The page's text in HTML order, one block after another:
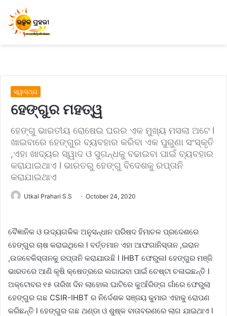
ସ୍ୱାସ୍ଥ୍ୟ
ହେଙ୍ଗୁର ମହତ୍ୱ
ହେଙ୍ଗୁ ଭାରତୀୟ ରୋଷେଇ ଘରର ଏକ ମୁଖ୍ୟ ମସଲା ଅଟେ l
ଖାଇବାରେ ହେଙ୍ଗୁର ବ୍ୟବହାର କରିବା ଏକ ପୁରୁଣା ସଂସ୍କୃତି
,ଏହା ଖାଦ୍ୟର ସ୍ୱାଦ ଓ ସୁଗନ୍ଧକୁ ବଢାଇବା ପାଇଁ ବ୍ୟବହାର
କରାଯାଇଥାଏ l ଭାରତରୁ ହେଙ୍ଗୁ ବିଦେଶକୁ ରପ୍ତାନି
କରାଯାଇଥାଏ
Utkal Prahari S.S October 24, 2020
ବୈଜ୍ଞାନିକ ଓ ଉଦ୍ୟଗକିକ ଅନୁସନ୍ଧାନ ପରିଷଦ ହିମାଚଳ ପ୍ରଦେଶରେ
ହେଙ୍ଗୁର ଚାଷ କରାଇଥିଲେ l ବର୍ତ୍ତମାନ ଏହା ଆଫଗାନିସ୍ତାନ ,ଇରାନ
,ଉଜବେକିସ୍ତାନକୁ ରପ୍ତାନି କରାଯାଉଛି l IHBT ଫେରୁଲl ହେଙ୍ଗୁର ମଞ୍ଜି
ଭାରତରେ ଆଣି କୃଷି କ୍ଷେତ୍ରରେ ଲଗାଇବା ପାଇଁ ଚେଷ୍ଟା ଚଳାଇଛନ୍ତି l
ଅକ୍ଟୋବର ୧୫ ତାରିଖ ଦିନ ଲାହୋଲ ଘାଟିରେ କୁଆଁରିଙ୍ଗ ଗାଁରେ ଫେରୁଲା
ହେଙ୍ଗୁର ଗଛ CSIR-IHBT ର ନିର୍ଦେଶକ ସଞ୍ଜୟ କୁମାର ଏହାକୁ ରୋପଣ
କରିଛନ୍ତି l ହେଙ୍ଗୁର ଗଛ ଥଣ୍ଡା ଓ ଶୁଷ୍କ ବାତାବରଣରେ ଲାଗ ଯାଇଥାଏ l